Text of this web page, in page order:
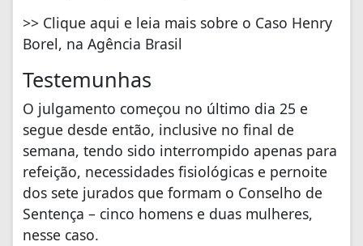
>> Clique aqui e leia mais sobre o Caso Henry
Borel, na Agência Brasil
Testemunhas
O julgamento começou no último dia 25 e
segue desde então, inclusive no final de
semana, tendo sido interrompido apenas para
refeição, necessidades fisiológicas e pernoite
dos sete jurados que formam o Conselho de
Sentença – cinco homens e duas mulheres,
nesse caso.